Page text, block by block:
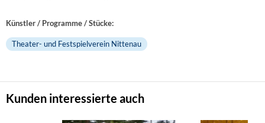
Künstler / Programme / Stücke:
Theater- und Festspielverein Nittenau
Kunden interessierte auch